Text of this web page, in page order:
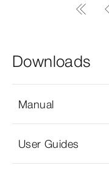
Downloads
Manual
User Guides